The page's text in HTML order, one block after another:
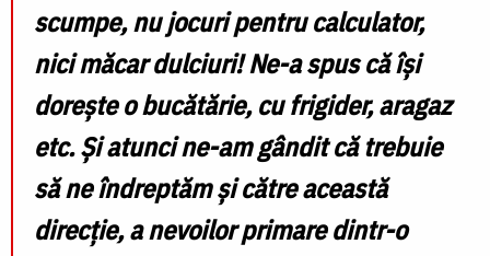
scumpe, nu jocuri pentru calculator,
nici măcar dulciuri! Ne-a spus că își
dorește o bucătărie, cu frigider, aragaz
etc. Și atunci ne-am gândit că trebuie
să ne îndreptăm și către această
direcție, a nevoilor primare dintr-o